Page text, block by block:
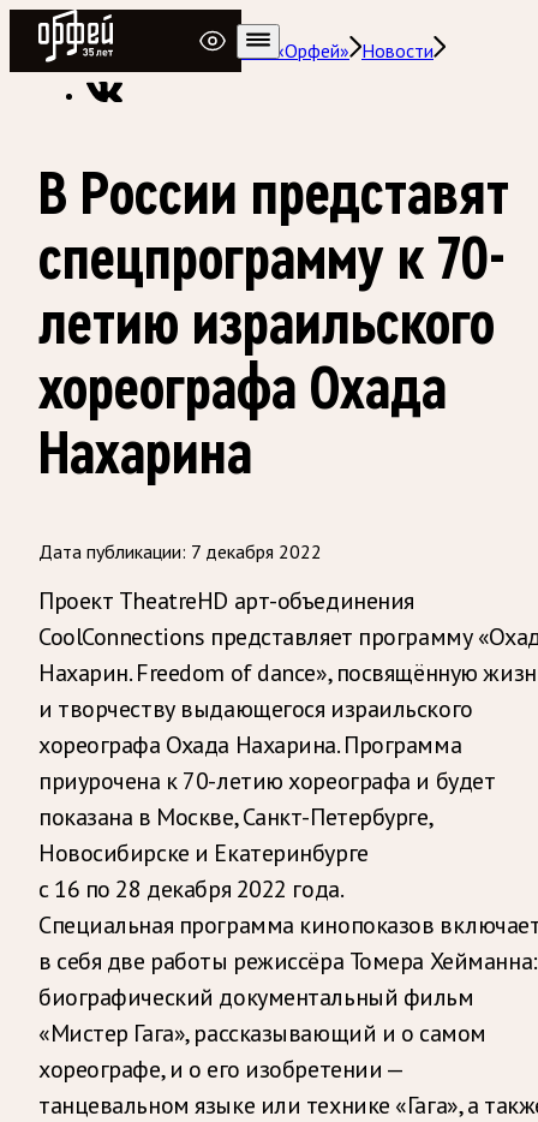
Радио Орфей
Радио классической музыки «Орфей» Новости
В России представят
спецпрограмму к 70-
летию израильского
хореографа Охада
Нахарина
Дата публикации: 7 декабря 2022
Проект TheatreHD арт-объединения
CoolConnections представляет программу
Нахарин. Freedom of dance», посвящённую
и творчеству выдающегося израильского
хореографа Охада Нахарина. Программа
приурочена к 70-летию хореографа и будет
показана в Москве, Санкт-Петербурге,
Новосибирске и Екатеринбурге
с 16 по 28 декабря 2022 года.
Специальная программа кинопоказов
в себя две работы режиссёра Томера Хейманна:
биографический документальный фильм
«Мистер Гага», рассказывающий и о самом
хореографе, и о его изобретении —
танцевальном языке или технике «Гага», а